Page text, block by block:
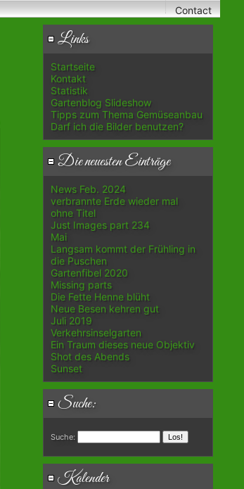
Contact
Links
Startseite
Kontakt
Statistik
Gartenblog Slideshow
Tipps zum Thema Gemüseanbau
Darf ich die Bilder benutzen?
Die neuesten Einträge
News Feb. 2024
verbrannte Erde wieder mal
ohne Titel
Just Images part 234
Mai
Langsam kommt der Frühling in
die Puschen
Gartenfibel 2020
Missing parts
Die Fette Henne blüht
Neue Besen kehren gut
Juli 2019
Verkehrsinselgarten
Ein Traum dieses neue Objektiv
Shot des Abends
Sunset
Suche:
Suche:
Kalender